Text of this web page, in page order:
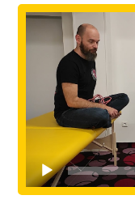
Video
přehrávač